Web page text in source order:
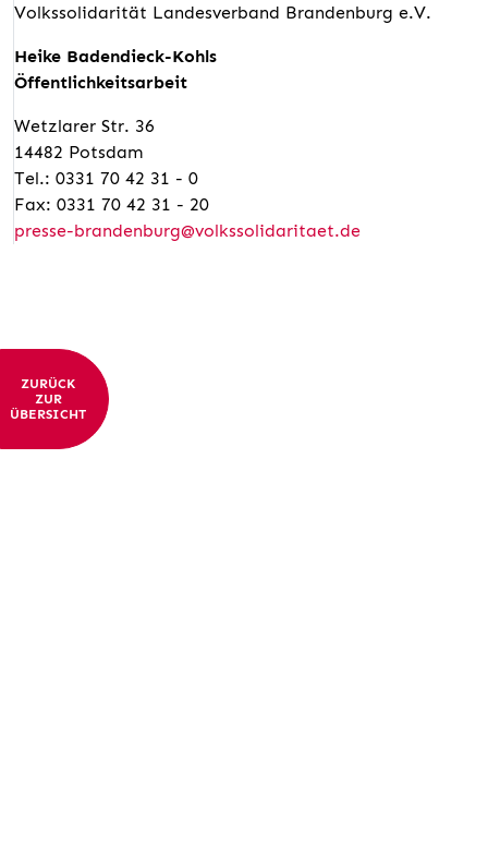
Volkssolidarität Landesverband Brandenburg e.V.
Heike Badendieck-Kohls
Öffentlichkeitsarbeit
Wetzlarer Str. 36
14482 Potsdam
Tel.: 0331 70 42 31 - 0
Fax: 0331 70 42 31 - 20
presse-brandenburg@volkssolidaritaet.de
ZURÜCK
ZUR
ÜBERSICHT